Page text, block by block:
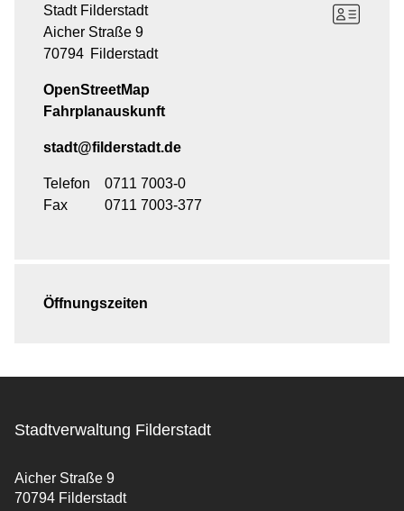
Stadt Filderstadt
Aicher Straße 9
70794 Filderstadt
OpenStreetMap
Fahrplanauskunft
stadt@filderstadt.de
Telefon
0711 7003-0
Fax
0711 7003-377
Öffnungszeiten
Stadtverwaltung Filderstadt
Aicher Straße 9
70794 Filderstadt